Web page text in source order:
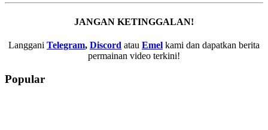
JANGAN KETINGGALAN!
Langgani Telegram, Discord atau Emel kami dan dapatkan berita
permainan video terkini!
Popular